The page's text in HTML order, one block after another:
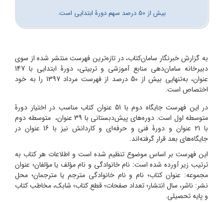
بیش از 50 درصد سهم دورۀ ابتدایی است.
به گزارش خبرنگار سامان‌کتاب، در تازه‌ترین فهرست منتشر شده از سوی
دبیرخانه سامان‌دهی منابع آموزشی و تربیتی، دورۀ ابتدایی با 147
عنوان، به‌تنهایی بیش از 50 درصد از فهرست مرداد 1397 را به خود
اختصاص است.
در این فهرست جایگاه دوم با 51 عنوان کتاب مناسب در اختیار دورۀ
متوسطه اول است. دوره‌های پیش‌دبستانی با 39 عنوان، متوسطه دوم
با 21 عنوان و دورۀ‌ فنی و حرفه‌ای و کاردانش نیز با 16 عنوان در
جایگاه‌های بعد قرار گرفته‌اند.
این فهرست بر اساس موضوع تنظیم شده است و اطلاعات هر کتاب به
ترتیب زیر آورده شده است: نام خانوادگی و نام مؤلف یا مؤلفان؛ عنوان
مجموعه: عنوان کتاب؛ نام و نام خانوادگی مترجم یا مترجمان؛ محل
نشر: ناشر، سال انتشار؛ تعداد صفحات؛ قطع کتاب؛ شابک، مخاطب کتاب
و پایه تحصیلی.